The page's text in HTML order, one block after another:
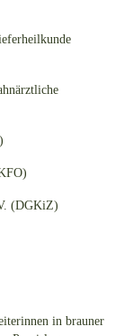
(DGKiZ)